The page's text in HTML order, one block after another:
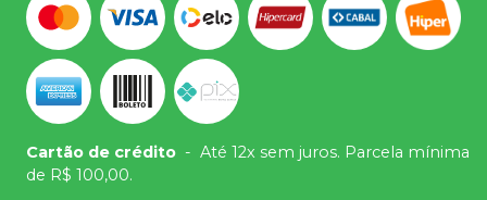
Cartão de crédito - Até 12x sem juros. Parcela mínima
de R$ 100,00.